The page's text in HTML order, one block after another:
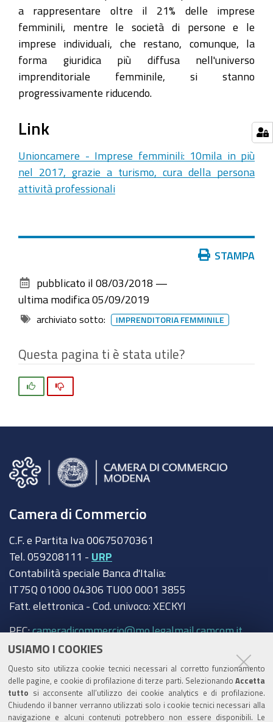
USIAMO I COOKIES
Questo sito utilizza cookie tecnici necessari al corretto funzionamento
delle pagine, e cookie di profilazione di terze parti. Selezionando Accetta
tutto si acconsente all’utilizzo dei cookie analytics e di profilazione.
Chiudendo il banner verranno utilizzati solo i cookie tecnici necessari alla
navigazione e alcuni contenuti potrebbero non essere disponibili. Le
a rappresentare oltre il 21% delle imprese
femminili, mentre le società di persone e le
imprese individuali, che restano, comunque, la
forma giuridica più diffusa nell'universo
imprenditoriale femminile, si stanno
progressivamente riducendo.
Link
Unioncamere - Imprese femminili: 10mila in più
nel 2017, grazie a turismo, cura della persona
attività professionali
documento
STAMPA
pubblicato il 08/03/2018 —
ultima modifica 05/09/2019
archiviato sotto: IMPRENDITORIA FEMMINILE
Questa pagina ti è stata utile?
Camera di Commercio
C.F. e Partita Iva 00675070361
Tel. 059208111 - URP
Contabilità speciale Banca d'Italia:
IT75Q 01000 04306 TU00 0001 3855
Fatt. elettronica - Cod. univoco: XECKYI
PEC:cameradicommercio@mo.legalmail.camcom.it
Trasparenza
Amministrazione trasparente
Albo Camerale